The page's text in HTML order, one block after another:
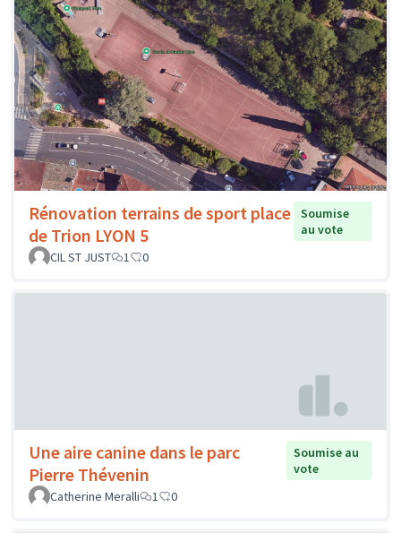
Rénovation terrains de sport place
de Trion LYON 5
Soumise
au vote
CIL ST JUST
1 0
Une aire canine dans le parc
Pierre Thévenin
Soumise au
vote
Catherine Meralli
1 0